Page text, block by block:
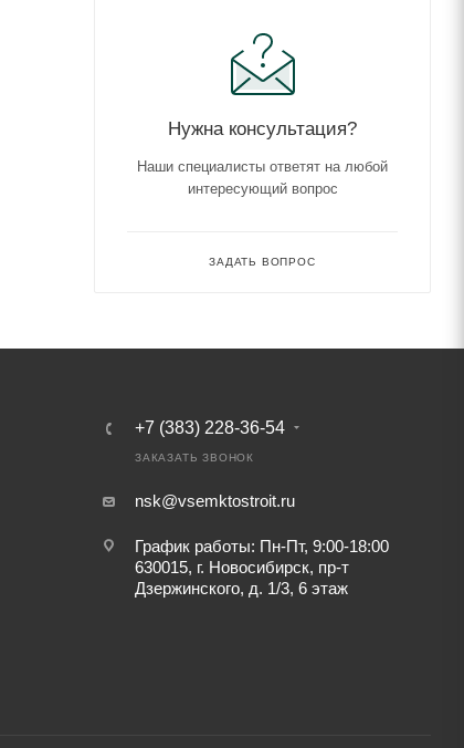
Нужна консультация?
Наши специалисты ответят на любой
интересующий вопрос
ЗАДАТЬ ВОПРОС
+7 (383) 228-36-54
ЗАКАЗАТЬ ЗВОНОК
nsk@vsemktostroit.ru
График работы: Пн-Пт, 9:00-18:00
630015, г. Новосибирск, пр-т
Дзержинского, д. 1/3, 6 этаж